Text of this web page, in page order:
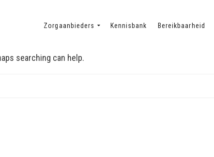
Zorgaanbieders Kennisbank Bereikbaarheid
searching can help.